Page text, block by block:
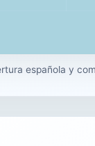
española y